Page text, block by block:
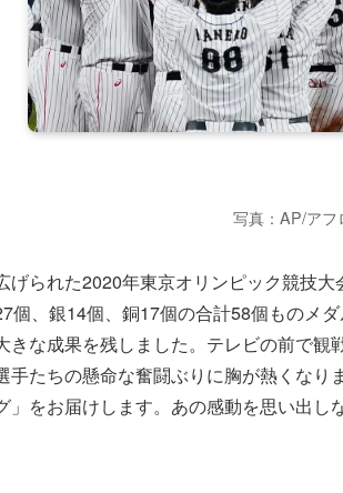
写真：AP/アフ
げられた2020年東京オリンピック競技大
個、銀14個、銅17個の合計58個ものメ
きな成果を残しました。テレビの前で
手たちの懸命な奮闘ぶりに胸が熱くなり
」をお届けします。あの感動を思い出し